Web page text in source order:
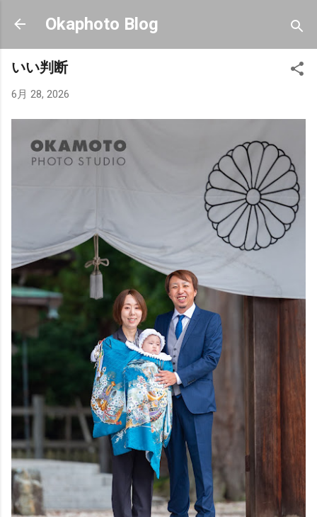
スキップしてメイン コンテンツに移動
Okaphoto Blog
いい判断
6月 28, 2026